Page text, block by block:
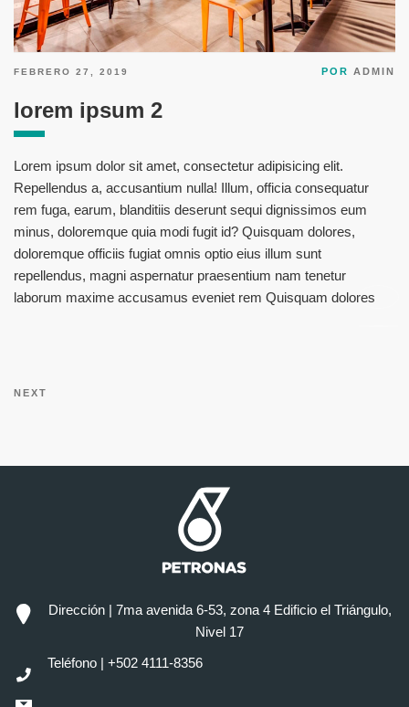
PUBLICADO
FEBRERO 27, 2019 POR ADMIN
lorem ipsum 2
Lorem ipsum dolor sit amet, consectetur adipisicing elit.
Repellendus a, accusantium nulla! Illum, officia consequatur
rem fuga, earum, blanditiis deserunt sequi dignissimos eum
minus, doloremque quia modi fugit id? Quisquam dolores,
doloremque officiis fugiat omnis optio eius illum sunt
repellendus, magni aspernatur praesentium nam tenetur
laborum maxime accusamus eveniet rem Quisquam dolores
de
Siguiente
NEXT
Dirección | 7ma avenida 6-53, zona 4 Edificio el Triángulo,
Nivel 17
Teléfono | +502 4111-8356